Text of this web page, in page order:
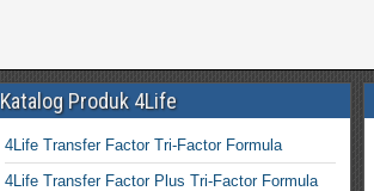
Katalog Produk 4Life
4Life Transfer Factor Tri-Factor Formula
4Life Transfer Factor Plus Tri-Factor Formula